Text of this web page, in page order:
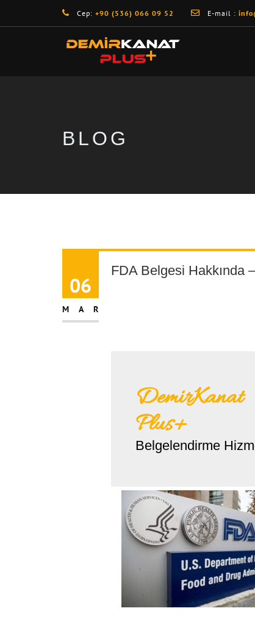
Cep: +90 (536) 066 09 52 E-mail :
BLOG
06
MAR
FDA Belgesi Hakkında
DemirKanat
Plus+
Belgelendirme